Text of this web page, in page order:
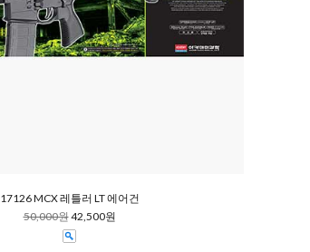
17126 MCX 레틀러 LT 에어건
50,000원42,500원